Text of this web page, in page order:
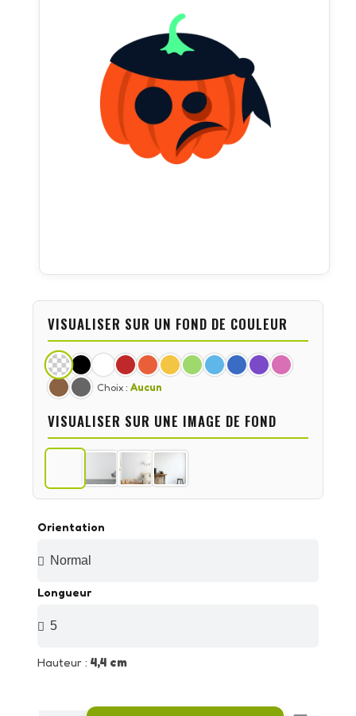
Orientation
Longueur
Hauteur : 4,4 cm
VISUALISER SUR UN FOND DE COULEUR
Choix : Aucun
VISUALISER SUR UNE IMAGE DE FOND